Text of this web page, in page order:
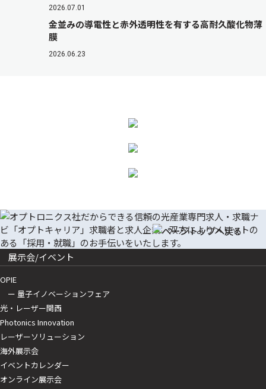
2026.07.01
金並みの導電性と赤外透明性を有する高耐久酸化物薄
膜
2026.06.23
展示会/イベント
OPIE
ー 量子イノベーションフェア
光・レーザー関西
Photonics Innovation
レーザーソリューション
海外展示会
イベントカレンダー
オンライン展示会